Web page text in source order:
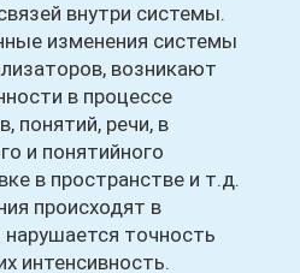
внутри системы.
изменения системы
возникают
в процессе
понятий, речи, в
и понятийного
в пространстве и т.д.
происходят в
точность
интенсивность.